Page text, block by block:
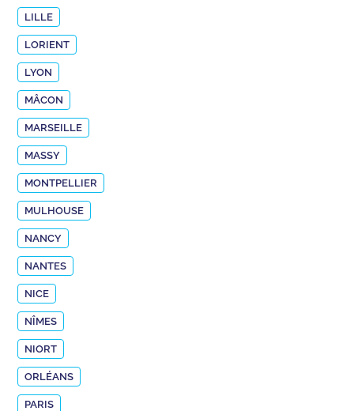
LILLE
LORIENT
LYON
MÂCON
MARSEILLE
MASSY
MONTPELLIER
MULHOUSE
NANCY
NANTES
NICE
NÎMES
NIORT
ORLÉANS
PARIS